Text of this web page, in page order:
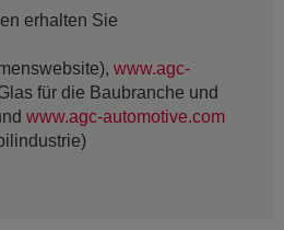
erhalten Sie
www.agc-
für die Baubranche und
www.agc-automotive.com